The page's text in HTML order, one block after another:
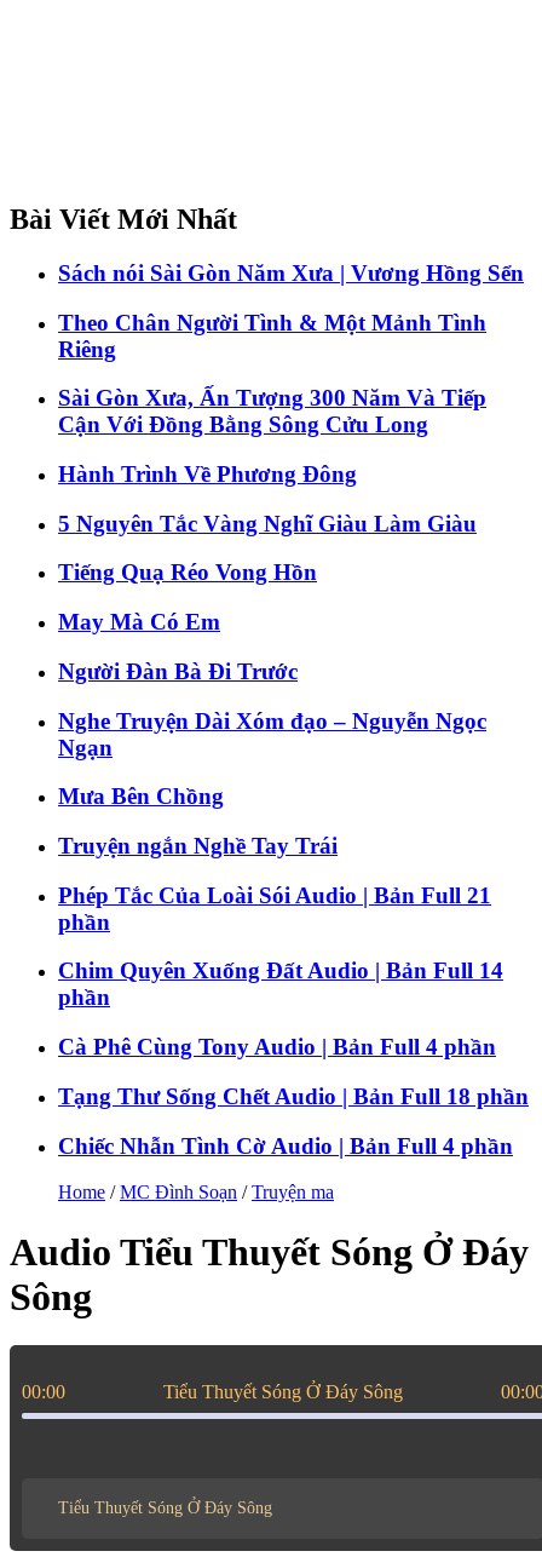
Bài Viết Mới Nhất
Sách nói Sài Gòn Năm Xưa | Vương Hồng Sển
Theo Chân Người Tình & Một Mảnh Tình
Riêng
Sài Gòn Xưa, Ấn Tượng 300 Năm Và Tiếp
Cận Với Đồng Bằng Sông Cửu Long
Hành Trình Về Phương Đông
5 Nguyên Tắc Vàng Nghĩ Giàu Làm Giàu
Tiếng Quạ Réo Vong Hồn
May Mà Có Em
Người Đàn Bà Đi Trước
Nghe Truyện Dài Xóm đạo – Nguyễn Ngọc
Ngạn
Mưa Bên Chồng
Truyện ngắn Nghề Tay Trái
Phép Tắc Của Loài Sói Audio | Bản Full 21
phần
Chim Quyên Xuống Đất Audio | Bản Full 14
phần
Cà Phê Cùng Tony Audio | Bản Full 4 phần
Tạng Thư Sống Chết Audio | Bản Full 18 phần
Chiếc Nhẫn Tình Cờ Audio | Bản Full 4 phần
Home /MC Đình Soạn /Truyện ma
Audio Tiểu Thuyết Sóng Ở Đáy
Sông
00:00 Tiểu Thuyết Sóng Ở Đáy Sông
Tiểu Thuyết Sóng Ở Đáy Sông